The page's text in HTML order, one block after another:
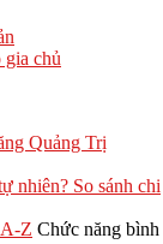
gia chủ
Quảng Trị
nhiên? So sánh chi
Z Chức năng bình